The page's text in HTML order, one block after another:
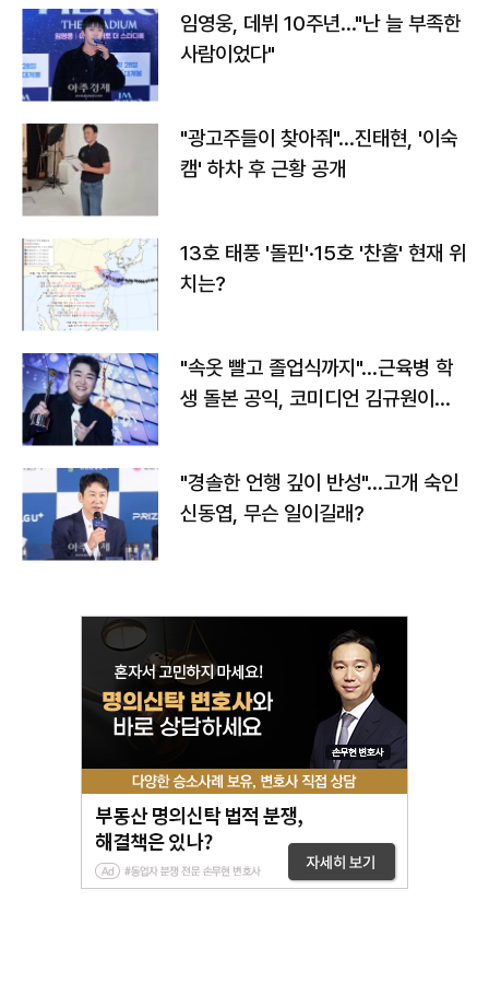
임영웅, 데뷔 10주년…"난 늘 부족한
사람이었다"
"광고주들이 찾아줘"…진태현, '이숙
캠' 하차 후 근황 공개
13호 태풍 '돌핀'·15호 '찬홈' 현재 위
치는?
"속옷 빨고 졸업식까지"…근육병 학
생 돌본 공익, 코미디언 김규원이었
"경솔한 언행 깊이 반성"…고개 숙인
신동엽, 무슨 일이길래?